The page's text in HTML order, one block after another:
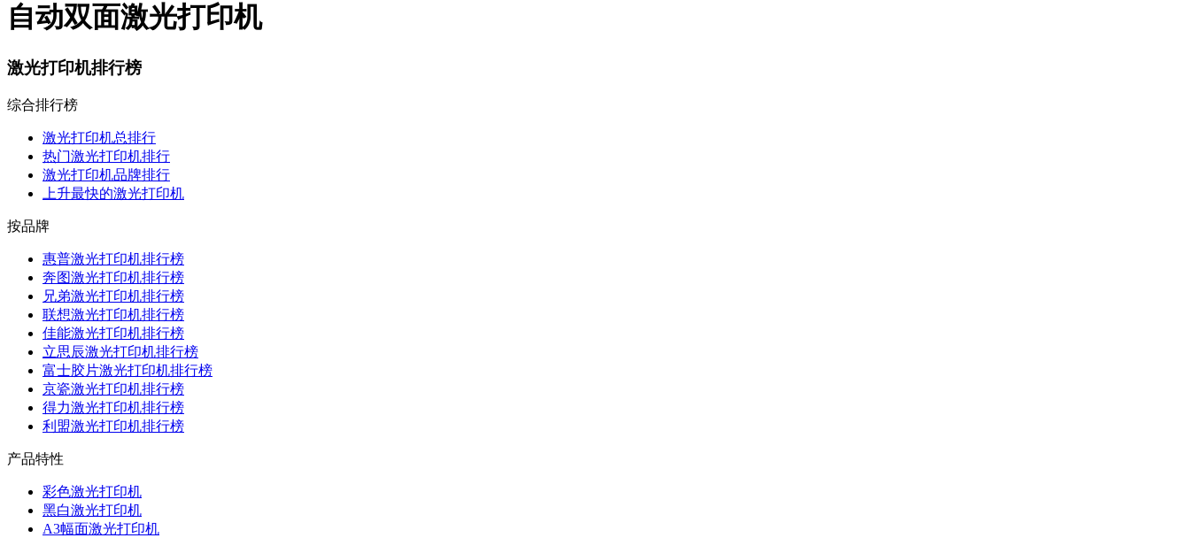
自动双面激光打印机
激光打印机排行榜
综合排行榜
激光打印机总排行
热门激光打印机排行
激光打印机品牌排行
上升最快的激光打印机
按品牌
惠普激光打印机排行榜
奔图激光打印机排行榜
兄弟激光打印机排行榜
联想激光打印机排行榜
佳能激光打印机排行榜
立思辰激光打印机排行榜
富士胶片激光打印机排行榜
京瓷激光打印机排行榜
得力激光打印机排行榜
利盟激光打印机排行榜
产品特性
彩色激光打印机
黑白激光打印机
A3幅面激光打印机